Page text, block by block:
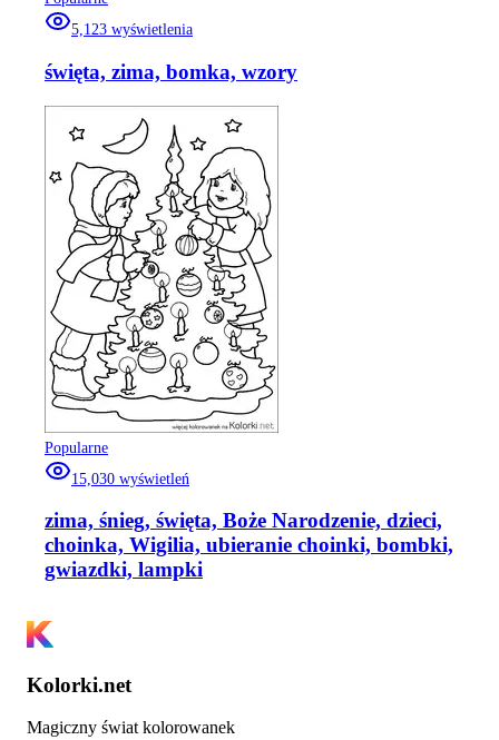
5,123 wyświetlenia
święta, zima, bomka, wzory
Popularne
15,030 wyświetleń
zima, śnieg, święta, Boże Narodzenie, dzieci,
choinka, Wigilia, ubieranie choinki, bombki,
gwiazdki, lampki
Kolorki.net
Magiczny świat kolorowanek